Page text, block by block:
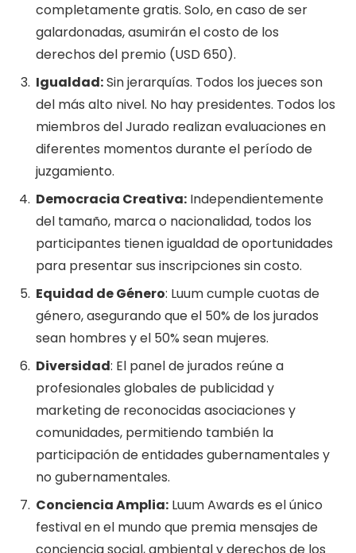
completamente gratis. Solo, en caso de ser
galardonadas, asumirán el costo de los
derechos del premio (USD 650).
Igualdad:Sin jerarquías. Todos los jueces son
del más alto nivel. No hay presidentes. Todos los
miembros del Jurado realizan evaluaciones en
diferentes momentos durante el período de
juzgamiento.
Democracia Creativa: Independientemente
del tamaño, marca o nacionalidad, todos los
participantes tienen igualdad de oportunidades
para presentar sus inscripciones sin costo.
Equidad de Género: Luum cumple cuotas de
género, asegurando que el 50% de los jurados
sean hombres y el 50% sean mujeres.
Diversidad: El panel de jurados reúne a
profesionales globales de publicidad y
marketing de reconocidas asociaciones y
comunidades, permitiendo también la
participación de entidades gubernamentales y
no gubernamentales.
Conciencia Amplia: Luum Awards es el único
festival en el mundo que premia mensajes de
conciencia social, ambiental y derechos de los